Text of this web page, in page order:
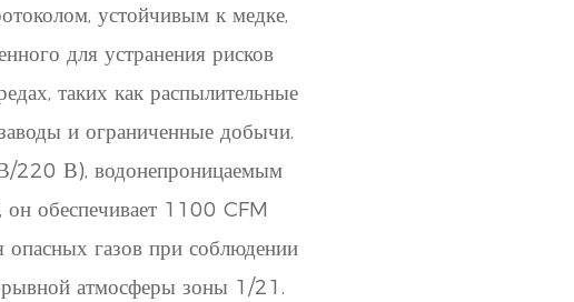
устойчивым к медке,
для устранения рисков
таких как распылительные
и ограниченные добычи.
220 В), водонепроницаемым
обеспечивает 1100 CFM
опасных газов при соблюдении
атмосферы зоны 1/21.